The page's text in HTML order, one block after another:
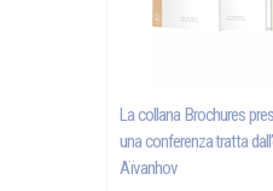
La collana Brochures
una conferenza tratta
Aïvanhov